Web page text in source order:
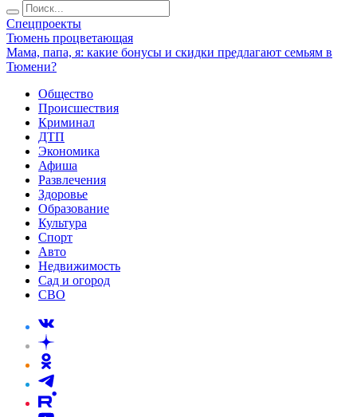
Спецпроекты
Тюмень процветающая
Мама, папа, я: какие бонусы и скидки предлагают семьям в
Тюмени?
Общество
Происшествия
Криминал
ДТП
Экономика
Афиша
Развлечения
Здоровье
Образование
Культура
Спорт
Авто
Недвижимость
Сад и огород
СВО